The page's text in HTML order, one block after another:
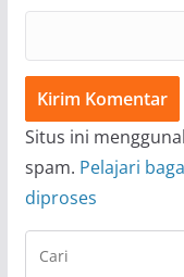
Situs ini
spam. Pelajari
diproses